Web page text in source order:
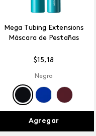
Mega Tubing Extensions
Máscara de Pestañas
$15,18
Negro
Agregar